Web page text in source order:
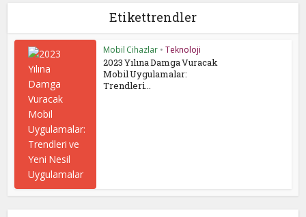
Etikettrendler
Mobil Cihazlar • Teknoloji
2023 Yılına Damga Vuracak
Mobil Uygulamalar:
Trendleri...